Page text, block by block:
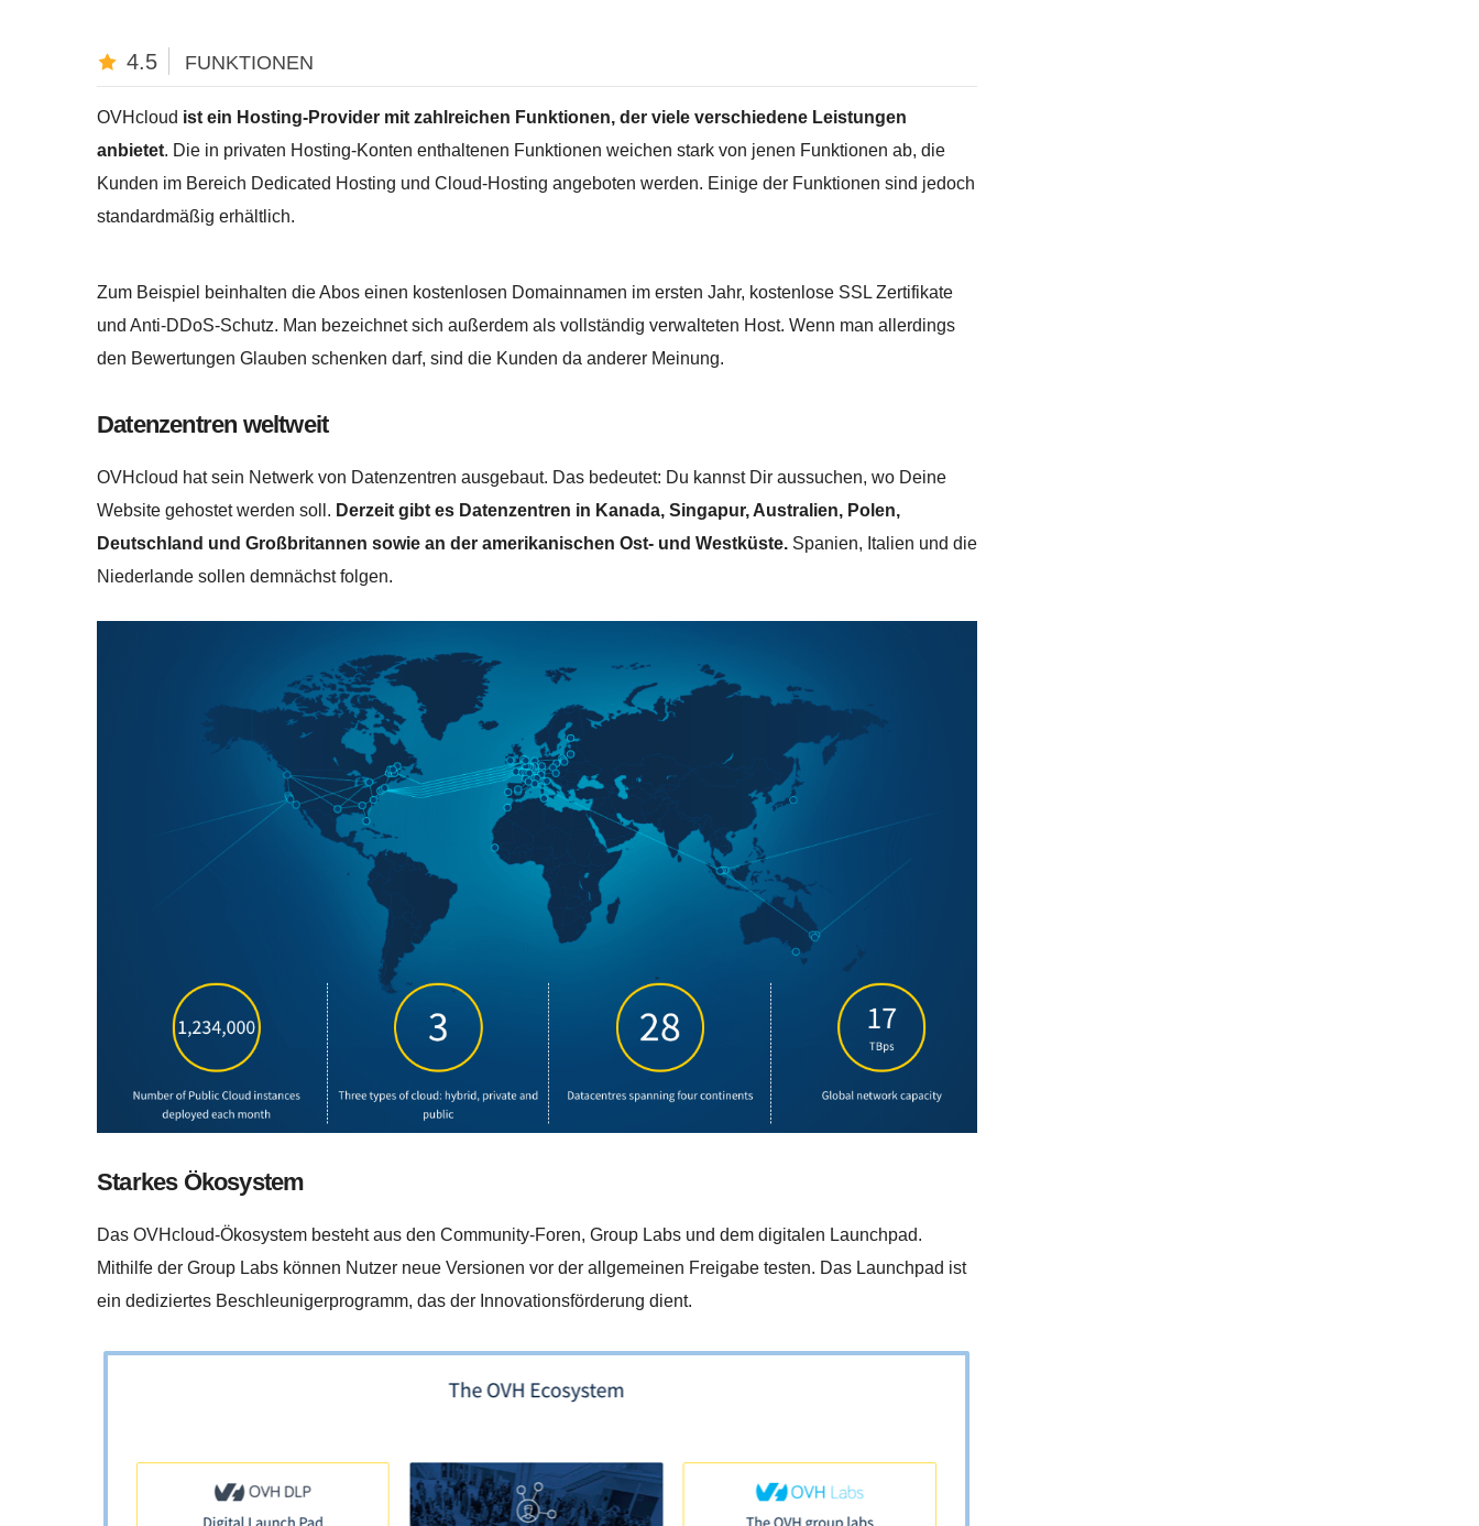
4.5 FUNKTIONEN
OVHcloud ist ein Hosting-Provider mit zahlreichen Funktionen, der viele verschiedene Leistungen
anbietet. Die in privaten Hosting-Konten enthaltenen Funktionen weichen stark von jenen Funktionen ab, die
Kunden im Bereich Dedicated Hosting und Cloud-Hosting angeboten werden. Einige der Funktionen sind jedoch
standardmäßig erhältlich.
Zum Beispiel beinhalten die Abos einen kostenlosen Domainnamen im ersten Jahr, kostenlose SSL Zertifikate
und Anti-DDoS-Schutz. Man bezeichnet sich außerdem als vollständig verwalteten Host. Wenn man allerdings
den Bewertungen Glauben schenken darf, sind die Kunden da anderer Meinung.
Datenzentren weltweit
OVHcloud hat sein Netwerk von Datenzentren ausgebaut. Das bedeutet: Du kannst Dir aussuchen, wo Deine
Website gehostet werden soll. Derzeit gibt es Datenzentren in Kanada, Singapur, Australien, Polen,
Deutschland und Großbritannen sowie an der amerikanischen Ost- und Westküste. Spanien, Italien und die
Niederlande sollen demnächst folgen.
Starkes Ökosystem
Das OVHcloud-Ökosystem besteht aus den Community-Foren, Group Labs und dem digitalen Launchpad.
Mithilfe der Group Labs können Nutzer neue Versionen vor der allgemeinen Freigabe testen. Das Launchpad ist
ein dediziertes Beschleunigerprogramm, das der Innovationsförderung dient.